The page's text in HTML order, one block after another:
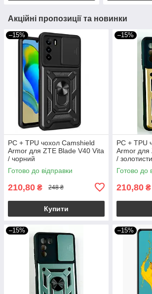
Акційні пропозиції та новинки
–15%
PC + TPU чохол Camshield
Armor для ZTE Blade V40 Vita
/ чорний
Готово до відправки
210,80 ₴ 248 ₴
Купити
–15%
PC + TPU
Armor для
/
Готово до
210,80 ₴
–15% –15%